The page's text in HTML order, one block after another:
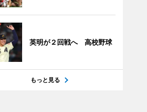
英明が２回戦へ 高校野球
もっと見る